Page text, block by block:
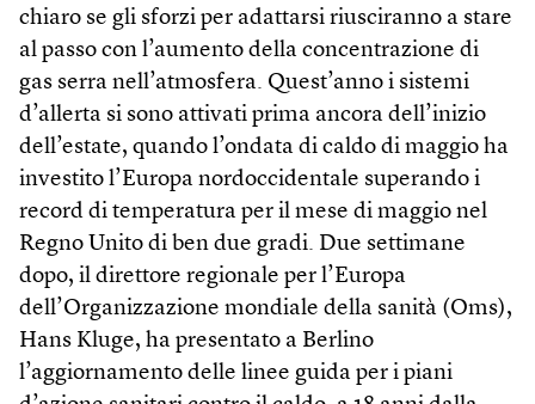
chiaro se gli sforzi per adattarsi riusciranno a stare
al passo con l’aumento della concentrazione di
gas serra nell’atmosfera. Quest’anno i sistemi
d’allerta si sono attivati prima ancora dell’inizio
dell’estate, quando l’ondata di caldo di maggio ha
investito l’Europa nordoccidentale superando i
record di temperatura per il mese di maggio nel
Regno Unito di ben due gradi. Due settimane
dopo, il direttore regionale per l’Europa
dell’Organizzazione mondiale della sanità (Oms),
Hans Kluge, ha presentato a Berlino
l’aggiornamento delle linee guida per i piani